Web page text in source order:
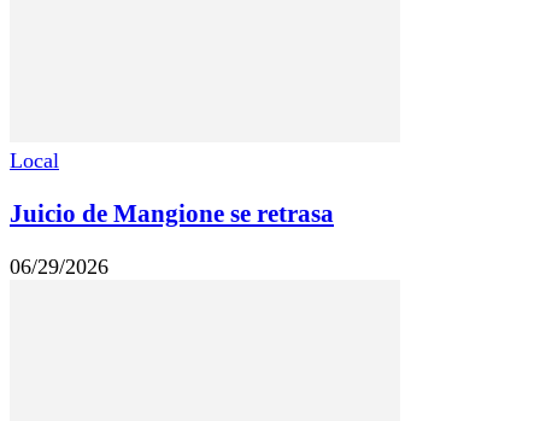
Local
Juicio de Mangione se retrasa
06/29/2026